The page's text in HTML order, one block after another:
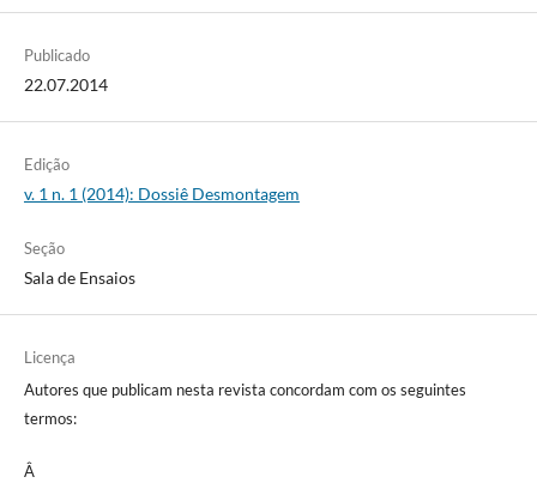
Publicado
22.07.2014
Edição
v. 1 n. 1 (2014): Dossiê Desmontagem
Seção
Sala de Ensaios
Licença
Autores que publicam nesta revista concordam com os seguintes
termos:
Â